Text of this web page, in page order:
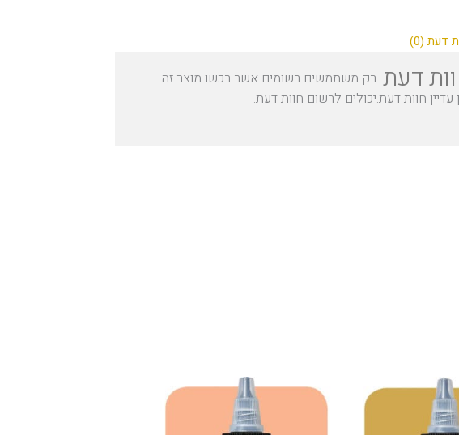
דעת (0)
דעת
עדיין חוות דעת.
רק משתמשים רשומים אשר רכשו מוצר זה
יכולים לרשום חוות דעת.